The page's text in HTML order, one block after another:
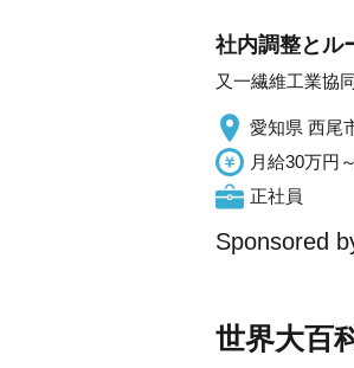
社内調整とル
又一繊維工業協
愛知県 西尾
月給30万円
正社員
Sponsored
世界大百